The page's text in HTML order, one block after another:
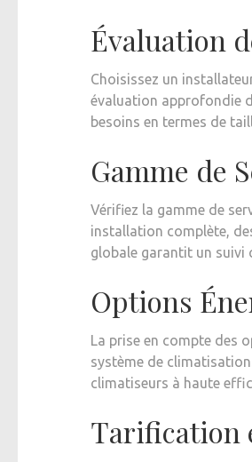
Évaluation
Choisissez un
évaluation approfondie
besoins en termes de
Gamme de
Vérifiez la gamme de
installation complète,
globale garantit un suivi
Options
La prise en compte des
système de
climatiseurs à haute
Tarification